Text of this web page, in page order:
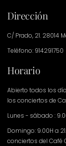
Dirección
C/ Prado, 21. 28014
Teléfono: 914291750
Horario
Abierto todos los
los conciertos de
Lunes - sábado :
Domingo: 9.00H a
conciertos del Café